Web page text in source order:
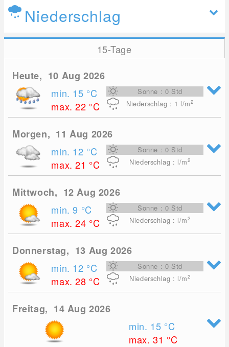
Niederschlag
15-Tage
Heute, 10 Aug 2026
min. 15 °C
max. 22 °C
Sonne : 0 Std
Niederschlag : 1 l/m2
Morgen, 11 Aug 2026
min. 12 °C
max. 21 °C
Sonne : 0 Std
Niederschlag : l/m2
Mittwoch, 12 Aug 2026
min. 9 °C
max. 24 °C
Sonne : 0 Std
Niederschlag : l/m2
Donnerstag, 13 Aug 2026
min. 12 °C
max. 28 °C
Sonne : 0 Std
Niederschlag : l/m2
Freitag, 14 Aug 2026
min. 15 °C
max. 31 °C